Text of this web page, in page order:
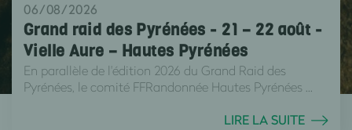
06/08/2026
Grand raid des Pyrénées - 21 – 22 août -
Vielle Aure – Hautes Pyrénées
En parallèle de l'édition 2026 du Grand Raid des
Pyrénées, le comité FFRandonnée Hautes Pyrénées ...
LIRE LA SUITE